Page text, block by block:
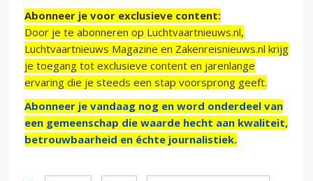
Abonneer je voor exclusieve content:
Door je te abonneren op Luchtvaartnieuws.nl,
Luchtvaartnieuws Magazine en Zakenreisnieuws.nl krijg
je toegang tot exclusieve content en jarenlange
ervaring die je steeds een stap voorsprong geeft.
Abonneer je vandaag nog en word onderdeel van
een gemeenschap die waarde hecht aan kwaliteit,
betrouwbaarheid en échte journalistiek.